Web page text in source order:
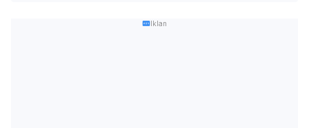
Iklan